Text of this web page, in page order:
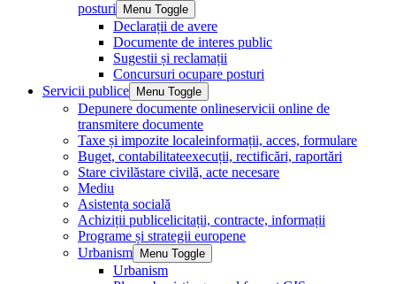
posturi
Menu Toggle
Declarații de avere
Documente de interes public
Sugestii și reclamații
Concursuri ocupare posturi
Servicii publice
Menu Toggle
Depunere documente onlineservicii online de
transmitere documente
Taxe și impozite localeinformații, acces, formulare
Buget, contabilitateexecuții, rectificări, raportări
Stare civilăstare civilă, acte necesare
Mediu
Asistența socială
Achiziții publicelicitații, contracte, informații
Programe și strategii europene
Urbanism
Menu Toggle
Urbanism